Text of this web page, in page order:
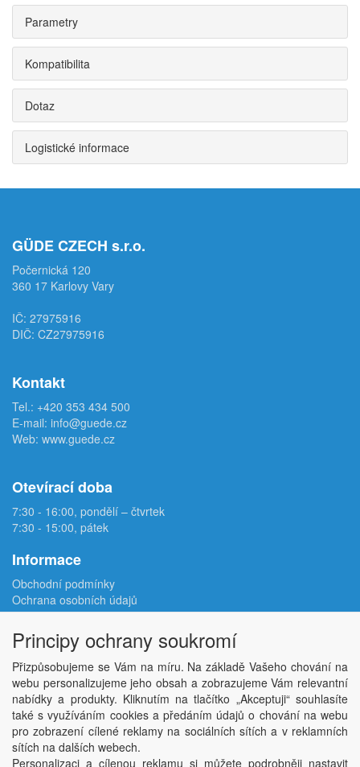
Parametry
Kompatibilita
Dotaz
Logistické informace
GÜDE CZECH s.r.o.
Počernická 120
360 17 Karlovy Vary
IČ: 27975916
DIČ: CZ27975916
Kontakt
Tel.: +420 353 434 500
E-mail: info@guede.cz
Web: www.guede.cz
Otevírací doba
7:30 - 16:00, pondělí – čtvrtek
7:30 - 15:00, pátek
Informace
Obchodní podmínky
Ochrana osobních údajů
Reklamační protokol
Odstoupení od smlouvy
Podmínky užití e-shopu
Doprava
Velkoobchod
Kontakt
Nastavení soukromí
Copyright © ABRA Software a.s. 2026,
Principy ochrany soukromí
Přizpůsobujeme se Vám na míru. Na základě Vašeho chování na
webu personalizujeme jeho obsah a zobrazujeme Vám relevantní
nabídky a produkty. Kliknutím na tlačítko „Akceptuji“ souhlasíte
také s využíváním cookies a předáním údajů o chování na webu
pro zobrazení cílené reklamy na sociálních sítích a v reklamních
sítích na dalších webech.
Personalizaci a cílenou reklamu si můžete podrobněji nastavit